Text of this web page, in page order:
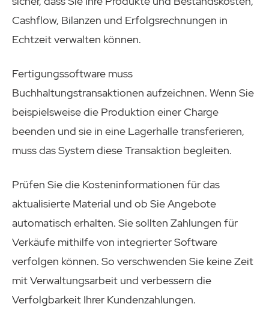
Cashflow, Bilanzen und Erfolgsrechnungen in
Echtzeit verwalten können.
Fertigungssoftware muss
Buchhaltungstransaktionen aufzeichnen. Wenn Sie
beispielsweise die Produktion einer Charge
beenden und sie in eine Lagerhalle transferieren,
muss das System diese Transaktion begleiten.
Prüfen Sie die Kosteninformationen für das
aktualisierte Material und ob Sie Angebote
automatisch erhalten. Sie sollten Zahlungen für
Verkäufe mithilfe von integrierter Software
verfolgen können. So verschwenden Sie keine Zeit
mit Verwaltungsarbeit und verbessern die
Verfolgbarkeit Ihrer Kundenzahlungen.